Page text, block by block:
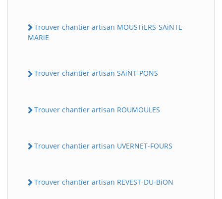
Trouver chantier artisan MOUSTiERS-SAiNTE-
MARiE
Trouver chantier artisan SAiNT-PONS
Trouver chantier artisan ROUMOULES
Trouver chantier artisan UVERNET-FOURS
Trouver chantier artisan REVEST-DU-BiON